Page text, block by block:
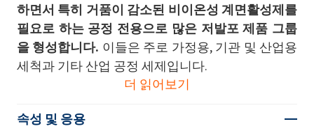
하면서 특히 거품이 감소된 비이온성 계면활성제를
필요로 하는 공정 전용으로 많은 저발포 제품 그룹
을 형성합니다. 이들은 주로 가정용, 기관 및 산업용
세척과 기타 산업 공정 세제입니다.
더 읽어보기
속성 및 응용